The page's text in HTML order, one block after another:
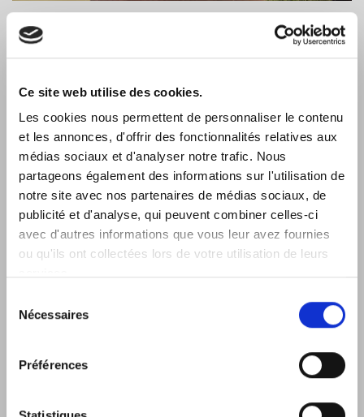
Ce site web utilise des cookies.
Les cookies nous permettent de personnaliser le contenu
et les annonces, d'offrir des fonctionnalités relatives aux
médias sociaux et d'analyser notre trafic. Nous
partageons également des informations sur l'utilisation de
notre site avec nos partenaires de médias sociaux, de
publicité et d'analyse, qui peuvent combiner celles-ci
avec d'autres informations que vous leur avez fournies
ou qu'ils ont collectées lors de votre utilisation de leurs
Nécessaires
Préférences
Merci beaucoup à tous pour avoir partager avec nous votre
temps et venir découvrir nos nouveautés pour 2024.
A bientôt pour la prochaine édition !